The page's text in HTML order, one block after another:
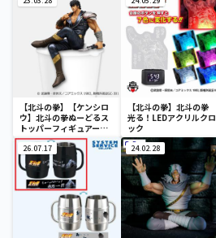
【北斗の拳】【ケンシロ
ウ】北斗の拳ぬーどるス
トッパーフィギュアーケ
ンシロウー
【北斗の拳】北斗の拳
光る！LEDアクリルクロ
ック
26.07.17 24.02.28